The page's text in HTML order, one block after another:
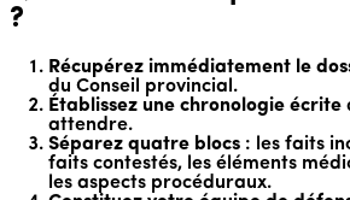
?
Récupérez immédiatement le
du Conseil provincial.
Établissez une chronologie écrite
attendre.
Séparez quatre blocs : les faits
faits contestés, les éléments
les aspects procéduraux.